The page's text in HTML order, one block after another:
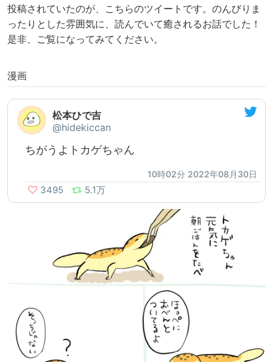
投稿されていたのが、こちらのツイートです。のんびりま
ったりとした雰囲気に、読んでいて癒されるお話でした！
是非、ご覧になってみてください。
漫画
松本ひで吉
@hidekiccan
ちがうよトカゲちゃん
10時02分 2022年08月30日
3495 5.1万